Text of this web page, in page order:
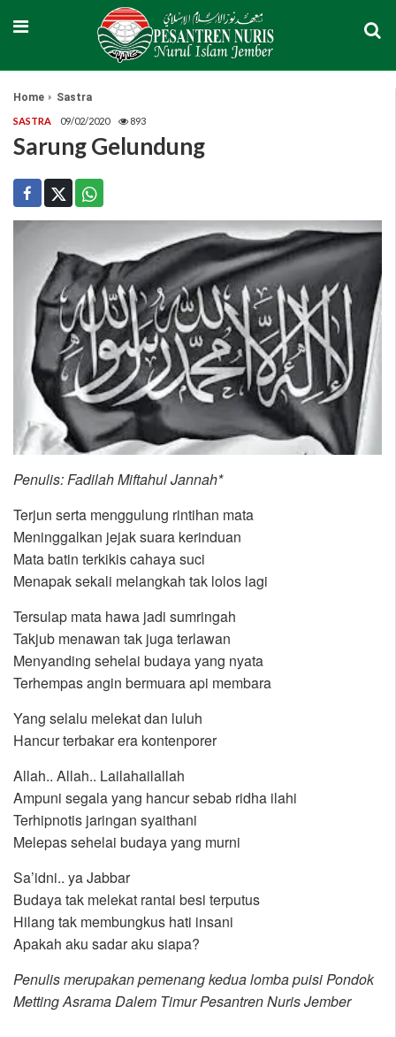
Home Sastra
SASTRA 09/02/2020 893
Sarung Gelundung
Penulis: Fadilah Miftahul Jannah*
Terjun serta menggulung rintihan mata
Meninggalkan jejak suara kerinduan
Mata batin terkikis cahaya suci
Menapak sekali melangkah tak lolos lagi
Tersulap mata hawa jadi sumringah
Takjub menawan tak juga terlawan
Menyanding sehelai budaya yang nyata
Terhempas angin bermuara api membara
Yang selalu melekat dan luluh
Hancur terbakar era kontenporer
Allah.. Allah.. Lailahailallah
Ampuni segala yang hancur sebab ridha ilahi
Terhipnotis jaringan syaithani
Melepas sehelai budaya yang murni
Sa’idni.. ya Jabbar
Budaya tak melekat rantai besi terputus
Hilang tak membungkus hati insani
Apakah aku sadar aku siapa?
Penulis merupakan pemenang kedua lomba puisi Pondok
Metting Asrama Dalem Timur Pesantren Nuris Jember